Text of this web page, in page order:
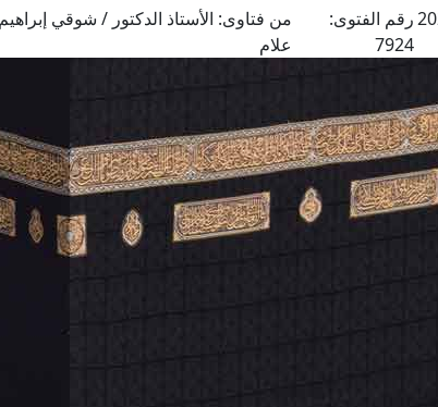
2023رقم الفتوى:
7924
من فتاوى: الأستاذ الدكتور / شوقي إبراهيم
علام